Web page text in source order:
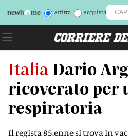
Affitta Acquista
Italia Dario
ricoverato per
respiratoria
Il regista 85.enne si trova in